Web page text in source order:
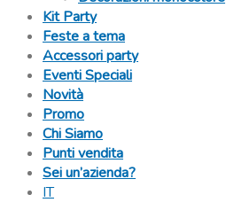
Kit Party
Feste a tema
Accessori party
Eventi Speciali
Novità
Promo
Chi Siamo
Punti vendita
Sei un’azienda?
IT